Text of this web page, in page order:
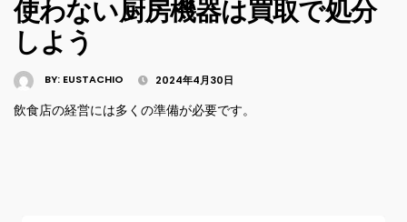
使わない厨房機器は買取で処分
しよう
BY: EUSTACHIO 2024年4月30日
飲食店の経営には多くの準備が必要です。